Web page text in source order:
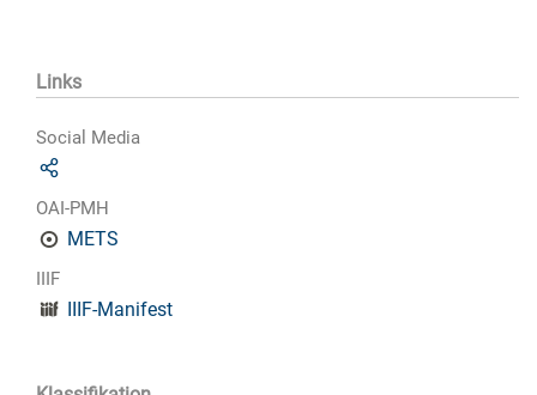
Links
Social Media
OAI-PMH
METS
IIIF
IIIF-Manifest